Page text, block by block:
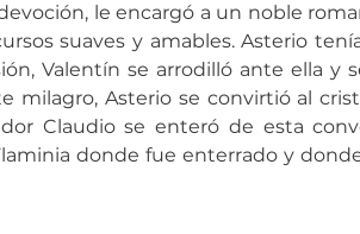
le encargó a un noble
suaves y amables. Asterio
Valentín se arrodilló ante ella y
milagro, Asterio se convirtió al
Claudio se enteró de esta
donde fue enterrado y